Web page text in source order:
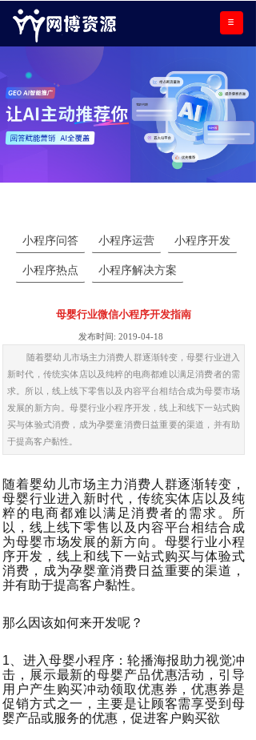
小程序学院
小程序问答 小程序运营 小程序开发
小程序热点 小程序解决方案
母婴行业微信小程序开发指南
发布时间: 2019-04-18
随着婴幼儿市场主力消费人群逐渐转变，母婴行业进入
新时代，传统实体店以及纯粹的电商都难以满足消费者的需
求。所以，线上线下零售以及内容平台相结合成为母婴市场
发展的新方向。母婴行业小程序开发，线上和线下一站式购
买与体验式消费，成为孕婴童消费日益重要的渠道，并有助
于提高客户黏性。
随着婴幼儿市场主力消费人群逐渐转变，
母婴行业进入新时代，传统实体店以及纯
粹的电商都难以满足消费者的需求。所
以，线上线下零售以及内容平台相结合成
为母婴市场发展的新方向。母婴行业小程
序开发，线上和线下一站式购买与体验式
消费，成为孕婴童消费日益重要的渠道，
并有助于提高客户黏性。
那么因该如何来开发呢？
1、进入母婴小程序：轮播海报助力视觉冲
击，展示最新的母婴产品优惠活动，引导
用户产生购买冲动领取优惠券，优惠券是
促销方式之一，主要是让顾客需享受到母
婴产品或服务的优惠，促进客户购买欲